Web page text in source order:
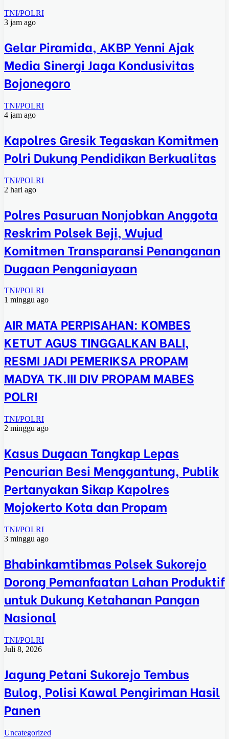
TNI/POLRI
3 jam ago
Gelar Piramida, AKBP Yenni Ajak
Media Sinergi Jaga Kondusivitas
Bojonegoro
TNI/POLRI
4 jam ago
Kapolres Gresik Tegaskan Komitmen
Polri Dukung Pendidikan Berkualitas
TNI/POLRI
2 hari ago
Polres Pasuruan Nonjobkan Anggota
Reskrim Polsek Beji, Wujud
Komitmen Transparansi Penanganan
Dugaan Penganiayaan
TNI/POLRI
1 minggu ago
AIR MATA PERPISAHAN: KOMBES
KETUT AGUS TINGGALKAN BALI,
RESMI JADI PEMERIKSA PROPAM
MADYA TK.III DIV PROPAM MABES
POLRI
TNI/POLRI
2 minggu ago
Kasus Dugaan Tangkap Lepas
Pencurian Besi Menggantung, Publik
Pertanyakan Sikap Kapolres
Mojokerto Kota dan Propam
TNI/POLRI
3 minggu ago
Bhabinkamtibmas Polsek Sukorejo
Dorong Pemanfaatan Lahan Produktif
untuk Dukung Ketahanan Pangan
Nasional
TNI/POLRI
Juli 8, 2026
Jagung Petani Sukorejo Tembus
Bulog, Polisi Kawal Pengiriman Hasil
Panen
Uncategorized